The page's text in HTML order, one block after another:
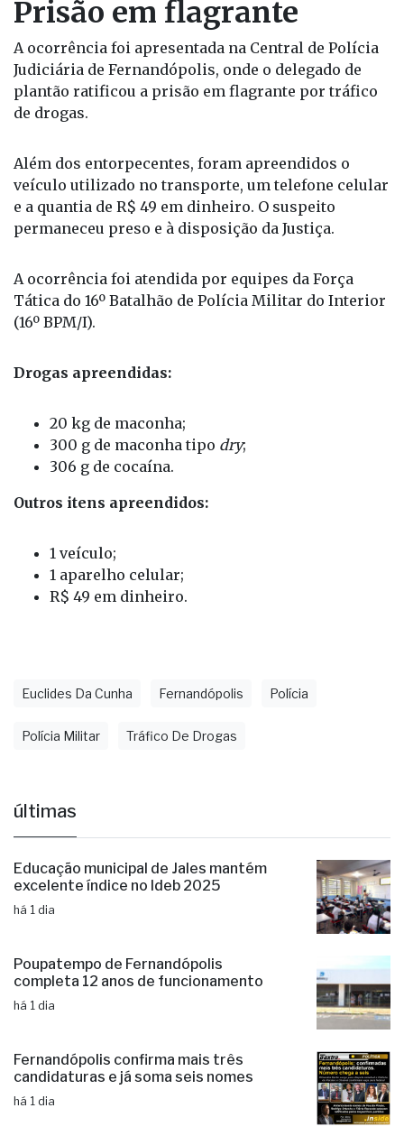
Prisão em flagrante
A ocorrência foi apresentada na Central de Polícia
Judiciária de Fernandópolis, onde o delegado de
plantão ratificou a prisão em flagrante por tráfico
de drogas.
Além dos entorpecentes, foram apreendidos o
veículo utilizado no transporte, um telefone celular
e a quantia de R$ 49 em dinheiro. O suspeito
permaneceu preso e à disposição da Justiça.
A ocorrência foi atendida por equipes da Força
Tática do 16º Batalhão de Polícia Militar do Interior
(16º BPM/I).
Drogas apreendidas:
20 kg de maconha;
300 g de maconha tipo dry;
306 g de cocaína.
Outros itens apreendidos:
1 veículo;
1 aparelho celular;
R$ 49 em dinheiro.
Euclides Da Cunha Fernandópolis Polícia
Polícia Militar Tráfico De Drogas
últimas
Educação municipal de Jales mantém
excelente índice no Ideb 2025
há 1 dia
Poupatempo de Fernandópolis
completa 12 anos de funcionamento
há 1 dia
Fernandópolis confirma mais três
candidaturas e já soma seis nomes
há 1 dia